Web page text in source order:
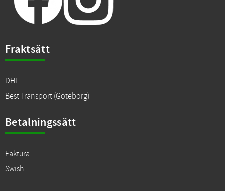
Fraktsätt
DHL
Best Transport (Göteborg)
Betalningssätt
Faktura
Swish